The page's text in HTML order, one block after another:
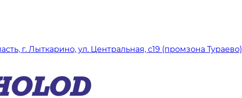
г. Лыткарино, ул. Центральная, с19 (промзона Тураево)